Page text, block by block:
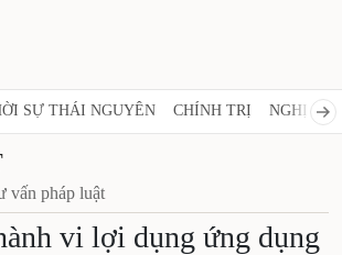
SỰ THÁI NGUYÊN CHÍNH TRỊ NGHỊ
vấn pháp luật
vi lợi dụng ứng dụng